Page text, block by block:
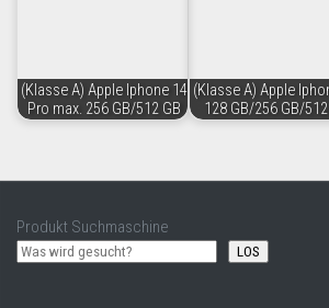
(Klasse A) Apple Iphone 14
Pro max. 256 GB/512 GB
(Klasse A) Apple
128 GB/256 GB/512
Produkt Suchmaschine
LOS